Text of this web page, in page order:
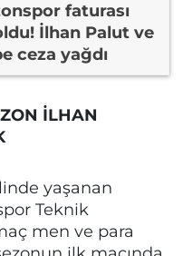
faturası
İlhan Palut ve
ceza yağdı
İLHAN
yaşanan
Teknik
men ve para